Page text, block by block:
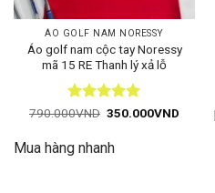
ÁO GOLF NAM NORESSY
Áo golf nam cộc tay Noressy
mã 15 RE Thanh lý xả lỗ
Được xếp
sao
790.000VND Giá
790.000VND.
350.000VND
Mua hàng nhanh